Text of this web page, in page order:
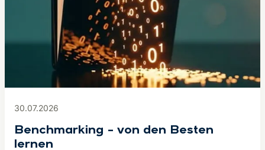
30.07.2026
Benchmarking – von den Besten
lernen